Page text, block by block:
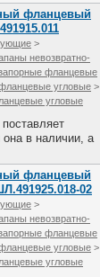
фланцевый
>
невозвратно-
фланцевые
угловые >
угловые
в наличии, а
фланцевый
02
>
невозвратно-
фланцевые
угловые >
угловые